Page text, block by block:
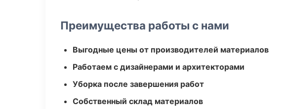
Преимущества работы с нами
Выгодные цены от производителей материалов
Работаем с дизайнерами и архитекторами
Уборка после завершения работ
Собственный склад материалов